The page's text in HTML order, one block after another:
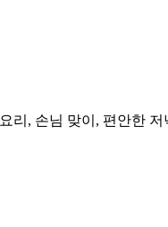
리, 손님 맞이, 편안한